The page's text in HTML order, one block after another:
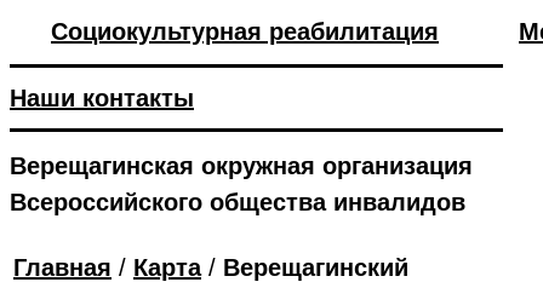
Социокультурная реабилитация
Наши контакты
Верещагинская окружная организация
Всероссийского общества инвалидов
Главная / Карта/ Верещагинский